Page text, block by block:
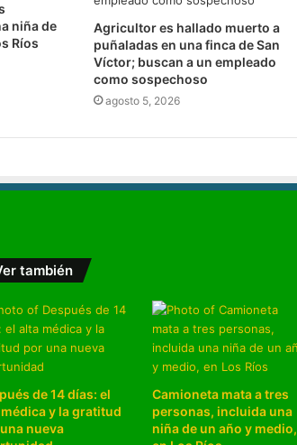
niña de
Ríos
Agricultor es hallado muerto a
puñaladas en una finca de San
Víctor; buscan a un empleado
como sospechoso
agosto 5, 2026
también
de 14 días: el
y la gratitud
nueva
Camioneta mata a tres
personas, incluida una
niña de un año y medio,